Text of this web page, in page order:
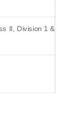
II, Division 1 &